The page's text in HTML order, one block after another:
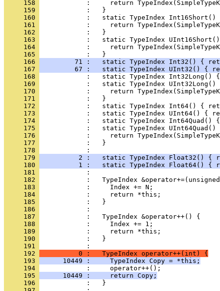
     158
     159
     160
     161
     162
     163
     164
     165
     166
71 :   static TypeIndex Int32() {
     167
67 :   static TypeIndex UInt32() {
     168
     169
     170
     171
     172
     173
     174
     175
     176
     177
     178
     179
2 :   static TypeIndex Float32() {
     180
1 :   static TypeIndex Float64() {
     181
     182
     183
     184
     185
     186
     187
     188
     189
     190
            :   }
     191
     192
          0 :   TypeIndex operator++(int) {
     193
      10449 :     TypeIndex Copy = *this;
     194
     195
      10449 :     return Copy;
     196